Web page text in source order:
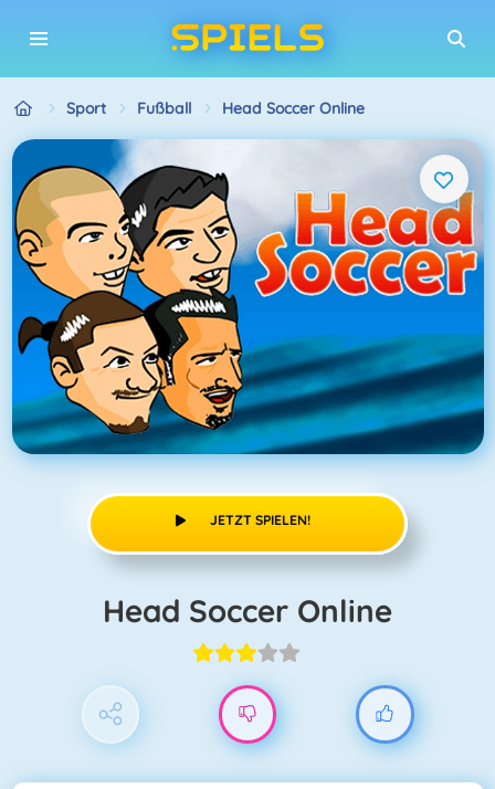
Sport Fußball Head Soccer Online
JETZT SPIELEN!
Head Soccer Online